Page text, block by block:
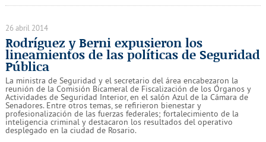
26 abril 2014
Rodríguez y Berni expusieron los
lineamientos de las políticas de Seguridad
Pública
La ministra de Seguridad y el secretario del área encabezaron la
reunión de la Comisión Bicameral de Fiscalización de los Órganos y
Actividades de Seguridad Interior, en el salón Azul de la Cámara de
Senadores. Entre otros temas, se refirieron bienestar y
profesionalización de las fuerzas federales; fortalecimiento de la
inteligencia criminal y destacaron los resultados del operativo
desplegado en la ciudad de Rosario.